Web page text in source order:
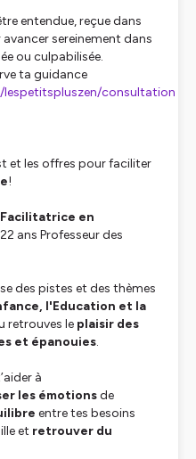
entendue, reçue dans
sereinement dans
ou culpabilisée.
ta guidance
consultation
et les offres pour faciliter
!
Facilitatrice en
ans Professeur des
des pistes et des thèmes
l'Education et la
retrouves le plaisir des
et épanouies.
à
les émotionsde
entre tes besoins
et retrouver du